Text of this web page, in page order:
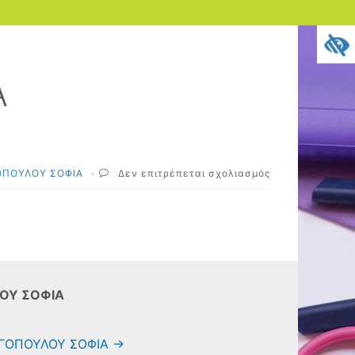
ΣΟΦΙΑ · Δεν επιτρέπεται σχολιασμός
ΕΠΙΜΟΡΦΩΣΗ
ΣΟΦΙΑ
ΣΟΦΙΑ →